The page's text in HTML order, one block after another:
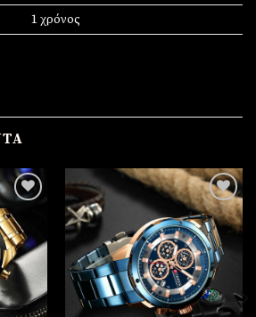
1 χρόνος
στην
λίστα
Πρόσθήκη
στην
λίστα
επιθυμιών